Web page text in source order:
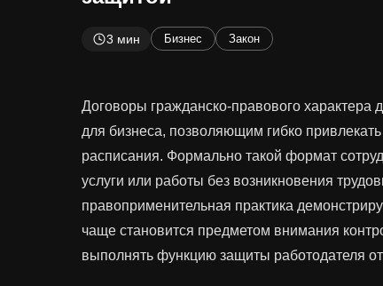
3 мин Бизнес Закон
Договоры гражданско-правового характера
для бизнеса, позволяющим гибко
расписания. Формально такой формат
услуги или работы без возникновения
правоприменительная практика
чаще становится предметом внимания
выполнять функцию защиты работодателя